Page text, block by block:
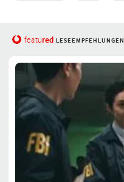
featured LESEEMPFEHLUNGEN